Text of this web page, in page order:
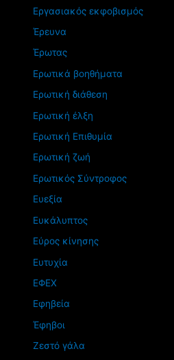
Εργασιακός εκφοβισμός
Έρευνα
Έρωτας
Ερωτικά βοηθήματα
Ερωτική διάθεση
Ερωτική έλξη
Ερωτική Επιθυμία
Ερωτική ζωή
Ερωτικός Σύντροφος
Ευεξία
Ευκάλυπτος
Εύρος κίνησης
Ευτυχία
ΕΦΕΧ
Εφηβεία
Έφηβοι
Ζεστό γάλα